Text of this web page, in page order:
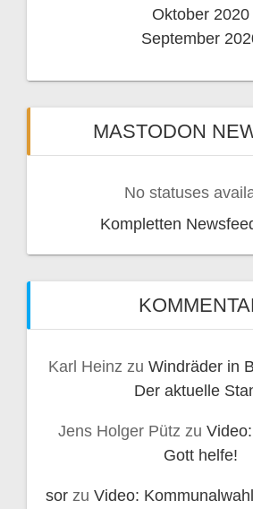
Oktober 2020
September
MASTODON
No statuses
Kompletten
Karl Heinz zu Windräder in
Der aktuelle
Jens Holger Pütz zu
Gott helfe!
sorzu Video: